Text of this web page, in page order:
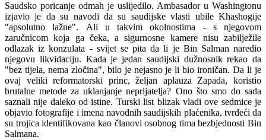
Saudsko poricanje odmah je uslijedilo. Ambasador u Washingtonu
izjavio je da su navodi da su saudijske vlasti ubile Khashogije
"apsolutno lažne". Ali u takvim okolnostima - s njegovom
zaručnicom koja ga čeka, a sigurnosne kamere nisu zabilježile
odlazak iz konzulata - svijet se pita da li je Bin Salman naredio
njegovu likvidaciju. Kada je jedan saudijski dužnosnik rekao da
"bez tijela, nema zločina", bilo je nejasno je li bio ironičan. Da li je
ovaj veliki reformatorski princ, željan aplauza Zapada, koristio
brutalne metode za uklanjanje neprijatelja? Ono što smo do sada
saznali nije daleko od istine. Turski list blizak vladi ove sedmice je
objavio fotografije i imena navodnih saudijskih plaćenika, tvrdeći da
su trojica identifikovana kao članovi osobnog tima bezbjednosti Bin
Salmana.